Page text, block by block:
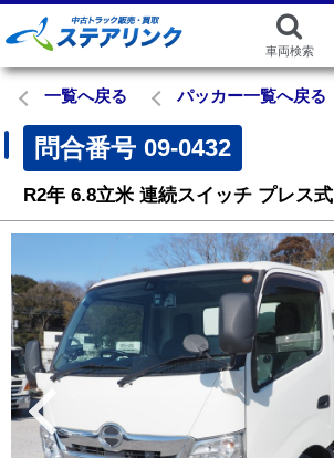
車両検索
一覧へ戻る パッカー一覧へ戻る
問合番号 09-0432
R2年 6.8立米 連続スイッチ プレス式